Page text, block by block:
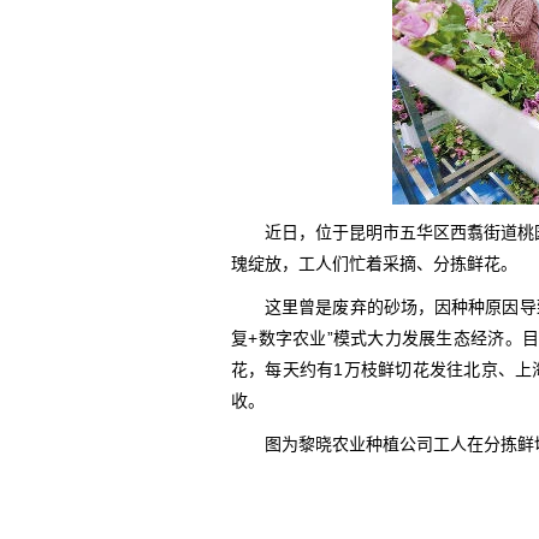
近日，位于昆明市五华区西翥街道
瑰绽放，工人们忙着采摘、分拣鲜花。
这里曾是废弃的砂场，因种种原因
复+数字农业”模式大力发展生态经济。
花，每天约有1万枝鲜切花发往北京、
收。
图为黎晓农业种植公司工人在分拣鲜